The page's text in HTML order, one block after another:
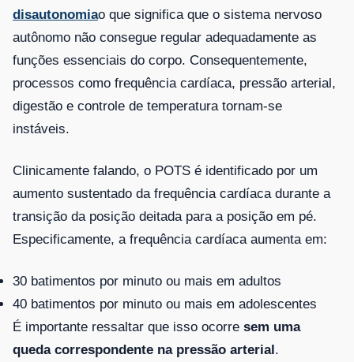
disautonomiao que significa que o sistema nervoso
autônomo não consegue regular adequadamente as
funções essenciais do corpo. Consequentemente,
processos como frequência cardíaca, pressão arterial,
digestão e controle de temperatura tornam-se
instáveis.
Clinicamente falando, o POTS é identificado por um
aumento sustentado da frequência cardíaca durante a
transição da posição deitada para a posição em pé.
Especificamente, a frequência cardíaca aumenta em:
30 batimentos por minuto ou mais em adultos
40 batimentos por minuto ou mais em adolescentes
É importante ressaltar que isso ocorre sem uma
queda correspondente na pressão arterial.